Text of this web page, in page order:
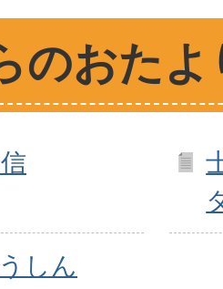
のおたよ
しん